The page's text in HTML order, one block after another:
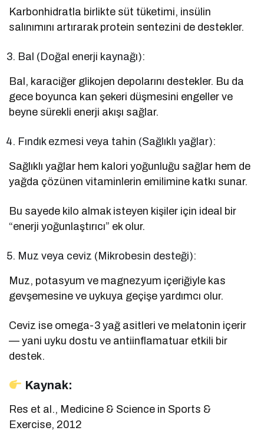
Karbonhidratla birlikte süt tüketimi, insülin
salınımını artırarak protein sentezini de destekler.
Bal (Doğal enerji kaynağı):
Bal, karaciğer glikojen depolarını destekler. Bu da
gece boyunca kan şekeri düşmesini engeller ve
beyne sürekli enerji akışı sağlar.
Fındık ezmesi veya tahin (Sağlıklı yağlar):
Sağlıklı yağlar hem kalori yoğunluğu sağlar hem de
yağda çözünen vitaminlerin emilimine katkı sunar.
Bu sayede kilo almak isteyen kişiler için ideal bir
“enerji yoğunlaştırıcı” ek olur.
Muz veya ceviz (Mikrobesin desteği):
Muz, potasyum ve magnezyum içeriğiyle kas
gevşemesine ve uykuya geçişe yardımcı olur.
Ceviz ise omega-3 yağ asitleri ve melatonin içerir
— yani uyku dostu ve antiinflamatuar etkili bir
destek.
Kaynak:
Res et al., Medicine & Science in Sports &
Exercise, 2012